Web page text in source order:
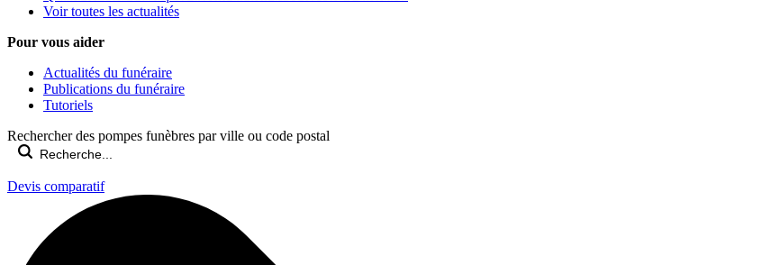
Voir toutes les actualités
Pour vous aider
Actualités du funéraire
Publications du funéraire
Tutoriels
Rechercher des pompes funèbres par ville ou code postal
Devis comparatif